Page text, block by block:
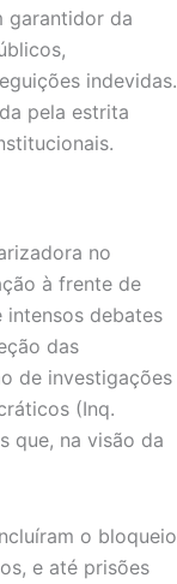
garantidor da
indevidas.
pela estrita
no
à frente de
intensos debates
das
de investigações
(Inq.
que, na visão da
o bloqueio
e até prisões